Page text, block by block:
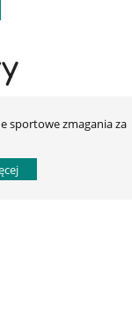
sportowe zmagania za